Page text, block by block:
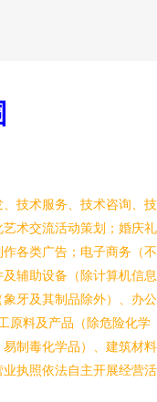
技术服务、技术咨询、技
术交流活动策划；婚庆礼
各类广告；电子商务（不
辅助设备（除计算机信息
牙及其制品除外）、办公
原料及产品（除危险化学
制毒化学品）、建筑材料
执照依法自主开展经营活